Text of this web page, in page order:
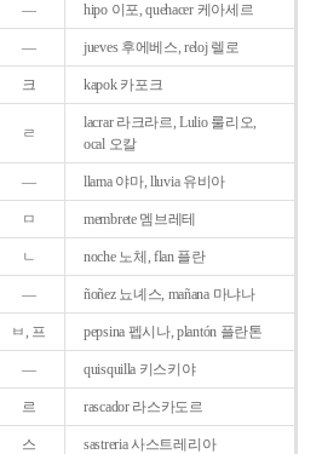
― hipo 이포, quehacer 케아세르
― jueves 후에베스, reloj 렐로
크 kapok 카포크
ㄹ
lacrar 라크라르, Lulio 룰리오,
ocal 오칼
― llama 야마, lluvia 유비아
ㅁ membrete 멤브레테
ㄴ noche 노체, flan 플란
― ñoñez 뇨녜스, mañana 마냐나
ㅂ, 프 pepsina 펩시나, plantón 플란톤
― quisquilla 키스키야
르 rascador 라스카도르
스 sastreria 사스트레리아